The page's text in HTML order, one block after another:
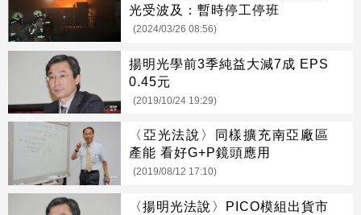
光受波及：暫時停工停班
(2024/03/26 08:56)
揚明光學前3季純益大減7成 EPS
0.45元
(2019/10/24 19:29)
〈亞光法說〉同樣擴充南亞廠區
產能 看好G+P鏡頭應用
(2019/08/12 17:10)
〈揚明光法說〉PICO模組出貨市